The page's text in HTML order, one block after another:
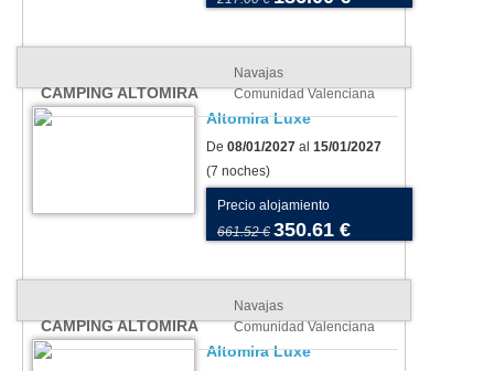
CAMPING ALTOMIRA
Navajas
Comunidad Valenciana
Altomira Luxe
De 08/01/2027 al 15/01/2027
(7 noches)
Precio alojamiento
661.52 € 350.61 €
CAMPING ALTOMIRA
Navajas
Comunidad Valenciana
Altomira Luxe